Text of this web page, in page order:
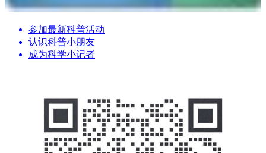
参加最新科普活动
认识科普小朋友
成为科学小记者